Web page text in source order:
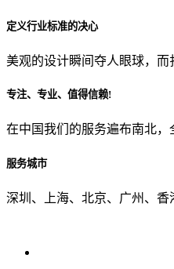
贵公司的团队规模是？
从哪里了解到我们？
定义行业标准的决心
美观的设计瞬间夺人眼球，而
专注、专业、值得信赖!
在中国我们的服务遍布南北，
服务城市
深圳、上海、北京、广州、